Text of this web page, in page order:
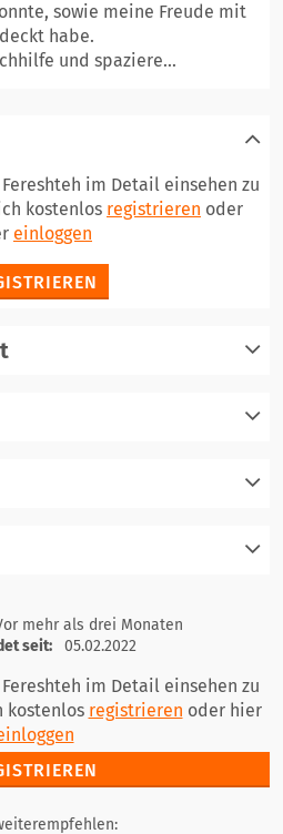
sowie meine Freude mit
habe.
und spaziere...
im Detail einsehen zu
kostenlos registrieren oder
einloggen
registrieren
einloggen
mehr als drei Monaten
seit:
05.02.2022
im Detail einsehen zu
kostenlos registrieren oder hier